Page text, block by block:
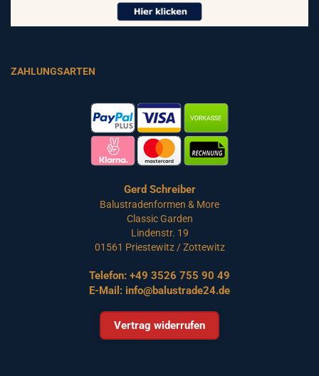
ZAHLUNGSARTEN
Gerd Schreiber
Balustradenformen & More
Classic Garden
Lindenstr. 19
01561 Priestewitz / Zottewitz
Telefon: +49 3526 755 90 49
E-Mail: info@balustrade24.de
Vertrag widerrufen